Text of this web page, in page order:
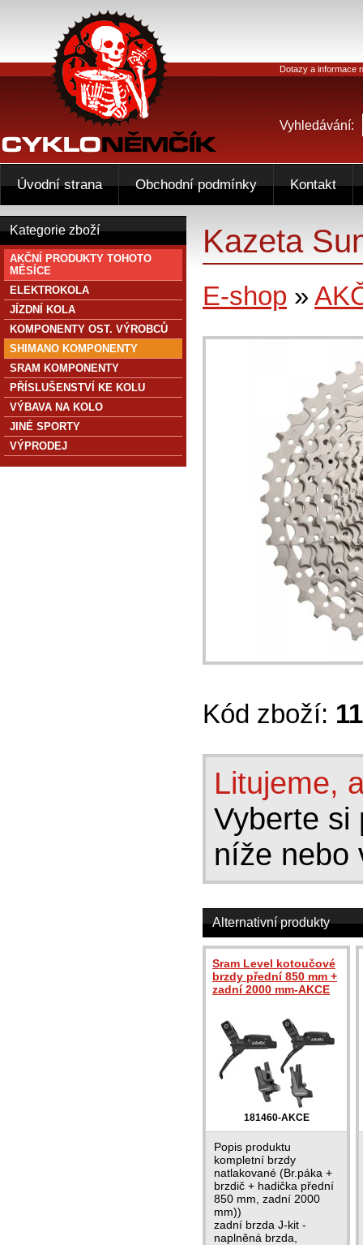
Kazeta
E-shop »
Kód zboží:
Litujeme,
Vyberte si
níže nebo
Alternativní produkty
Sram Level kotoučové
brzdy přední 850 mm +
zadní 2000 mm-AKCE
181460-AKCE
Popis produktu
kompletní brzdy
natlakované (Br.páka +
brzdič + hadička přední
850 mm, zadní 2000
mm))
zadní brzda J-kit -
naplněná brzda,
Kategorie zboží
AKČNÍ PRODUKTY TOHOTO
MĚSÍCE
ELEKTROKOLA
JÍZDNÍ KOLA
KOMPONENTY OST. VÝROBCŮ
SHIMANO KOMPONENTY
SRAM KOMPONENTY
PŘÍSLUŠENSTVÍ KE KOLU
VÝBAVA NA KOLO
JINÉ SPORTY
VÝPRODEJ
Dotazy a informace
Vyhledávání:
Úvodní strana Obchodní podmínky Kontakt